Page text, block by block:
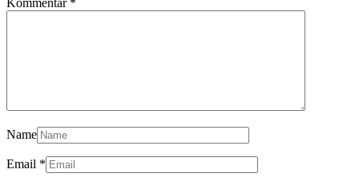
Name
Email *